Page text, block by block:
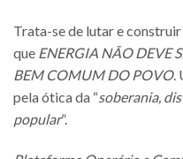
Trata-se de lutar e
que ENERGIA NÃO DEVE
BEM COMUM DO POVO.
pela ótica da “soberania,
popular”.